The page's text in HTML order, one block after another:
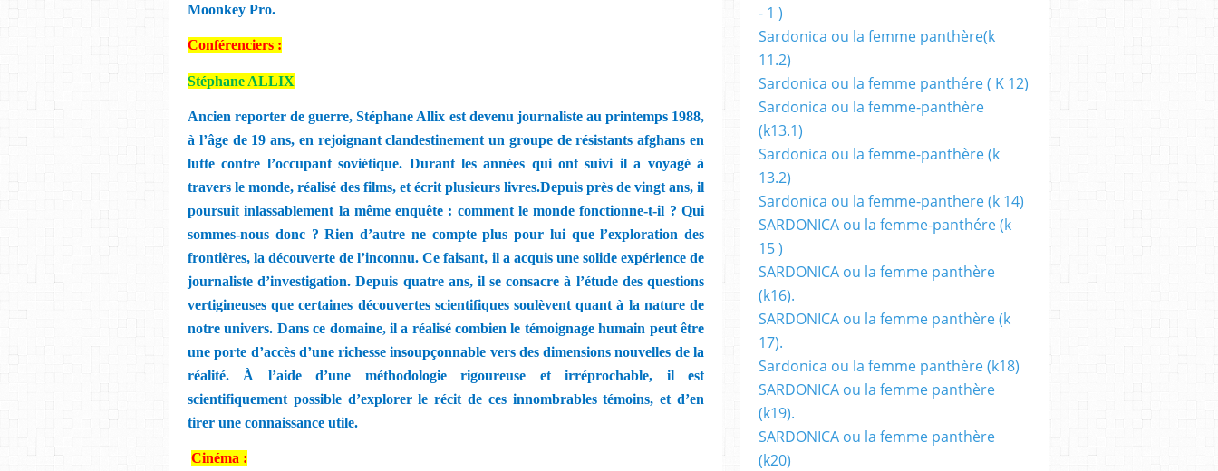
Moonkey Pro.
Conférenciers :
Stéphane ALLIX
Ancien reporter de guerre, Stéphane Allix est devenu journaliste au printemps 1988,
à l’âge de 19 ans, en rejoignant clandestinement un groupe de résistants afghans en
lutte contre l’occupant soviétique. Durant les années qui ont suivi il a voyagé à
travers le monde, réalisé des films, et écrit plusieurs livres.Depuis près de vingt ans, il
poursuit inlassablement la même enquête : comment le monde fonctionne-t-il ? Qui
sommes-nous donc ? Rien d’autre ne compte plus pour lui que l’exploration des
frontières, la découverte de l’inconnu. Ce faisant, il a acquis une solide expérience de
journaliste d’investigation. Depuis quatre ans, il se consacre à l’étude des questions
vertigineuses que certaines découvertes scientifiques soulèvent quant à la nature de
notre univers. Dans ce domaine, il a réalisé combien le témoignage humain peut être
une porte d’accès d’une richesse insoupçonnable vers des dimensions nouvelles de la
réalité. À l’aide d’une méthodologie rigoureuse et irréprochable, il est
scientifiquement possible d’explorer le récit de ces innombrables témoins, et d’en
tirer une connaissance utile.
Cinéma :
- 1 )
Sardonica ou la femme panthère(k
11.2)
Sardonica ou la femme panthére ( K 12)
Sardonica ou la femme-panthère
(k13.1)
Sardonica ou la femme-panthère (k
13.2)
Sardonica ou la femme-panthere (k 14)
SARDONICA ou la femme-panthére (k
15 )
SARDONICA ou la femme panthère
(k16).
SARDONICA ou la femme panthère (k
17).
Sardonica ou la femme panthère (k18)
SARDONICA ou la femme panthère
(k19).
SARDONICA ou la femme panthère
(k20)